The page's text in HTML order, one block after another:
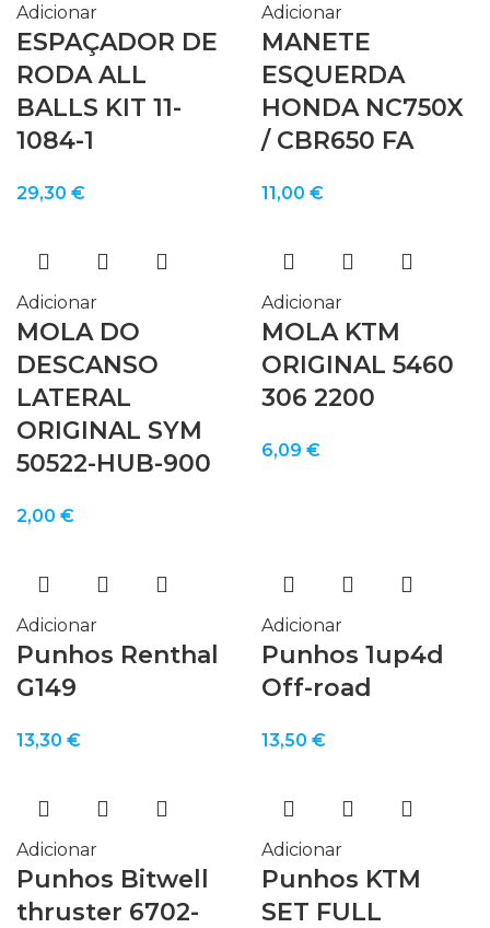
Adicionar
ESPAÇADOR DE
RODA ALL
BALLS KIT 11-
1084-1
29,30 €
Adicionar
MANETE
ESQUERDA
HONDA NC750X
/ CBR650 FA
11,00 €
Adicionar
MOLA DO
DESCANSO
LATERAL
ORIGINAL SYM
50522-HUB-900
2,00 €
Adicionar
MOLA KTM
ORIGINAL 5460
306 2200
6,09 €
Adicionar
Punhos Renthal
G149
13,30 €
Adicionar
Punhos 1up4d
Off-road
13,50 €
Adicionar
Punhos Bitwell
thruster 6702-
Adicionar
Punhos KTM
SET FULL